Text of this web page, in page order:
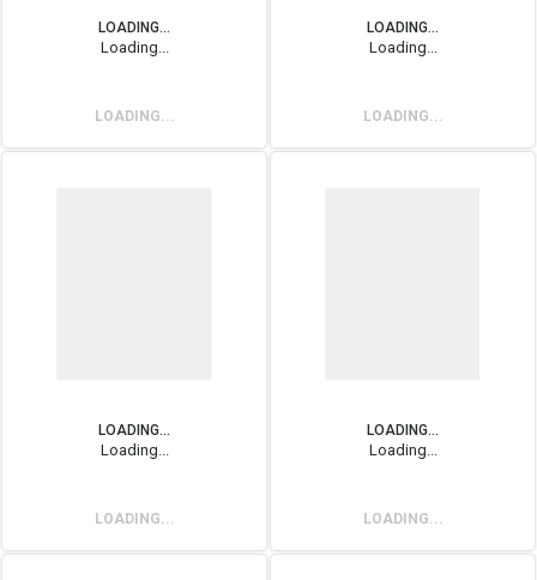
LOADING...
Loading...
LOADING...
LOADING...
Loading...
LOADING...
LOADING...
Loading...
LOADING...
LOADING...
Loading...
LOADING...